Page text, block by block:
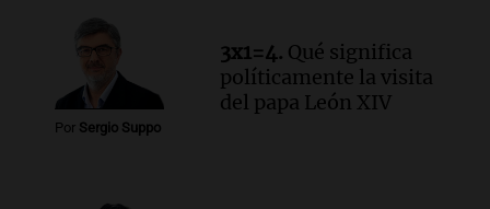
Por Sergio Suppo
3x1=4. Qué significa
políticamente la visita
del papa León XIV